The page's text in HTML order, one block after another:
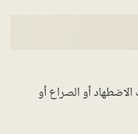
أو الصراع أو